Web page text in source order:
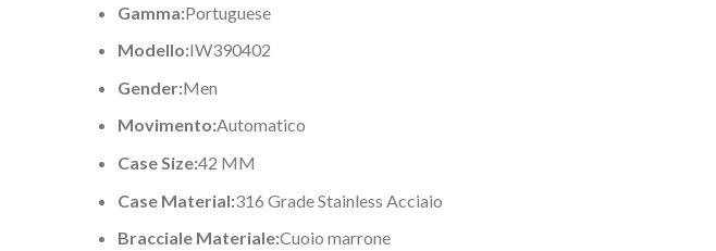
Gamma:Portuguese
Modello:IW390402
Gender:Men
Movimento:Automatico
Case Size:42 MM
Case Material:316 Grade Stainless Acciaio
Bracciale Materiale:Cuoio marrone